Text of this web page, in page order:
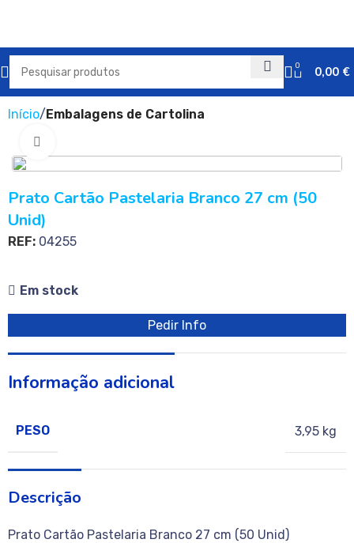
0 0,00 €
Início Embalagens de Cartolina
Prato Cartão Pastelaria Branco 27 cm (50
Unid)
REF: 04255
Em stock
Pedir Info
Informação adicional
PESO 3,95 kg
Descrição
Prato Cartão Pastelaria Branco 27 cm (50 Unid)